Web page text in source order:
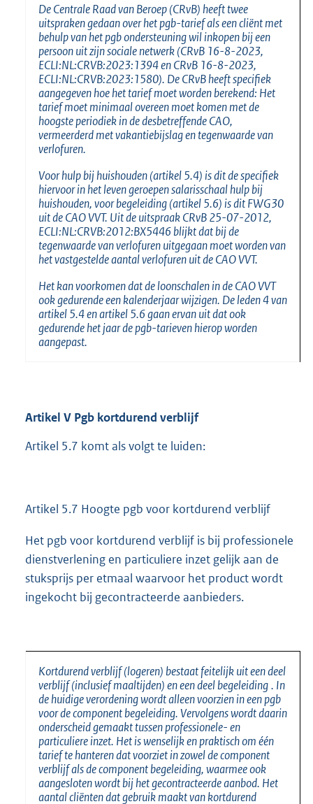
De Centrale Raad van Beroep (CRvB) heeft twee
uitspraken gedaan over het pgb-tarief als een cliënt met
behulp van het pgb ondersteuning wil inkopen bij een
persoon uit zijn sociale netwerk (CRvB 16-8-2023,
ECLI:NL:CRVB:2023:1394 en CRvB 16-8-2023,
ECLI:NL:CRVB:2023:1580). De CRvB heeft specifiek
aangegeven hoe het tarief moet worden berekend: Het
tarief moet minimaal overeen moet komen met de
hoogste periodiek in de desbetreffende CAO,
vermeerderd met vakantiebijslag en tegenwaarde van
verlofuren.
Voor hulp bij huishouden (artikel 5.4) is dit de specifiek
hiervoor in het leven geroepen salarisschaal hulp bij
huishouden, voor begeleiding (artikel 5.6) is dit FWG30
uit de CAO VVT. Uit de uitspraak CRvB 25-07-2012,
ECLI:NL:CRVB:2012:BX5446 blijkt dat bij de
tegenwaarde van verlofuren uitgegaan moet worden van
het vastgestelde aantal verlofuren uit de CAO VVT.
Het kan voorkomen dat de loonschalen in de CAO VVT
ook gedurende een kalenderjaar wijzigen. De leden 4 van
artikel 5.4 en artikel 5.6 gaan ervan uit dat ook
gedurende het jaar de pgb-tarieven hierop worden
aangepast.
Artikel V Pgb kortdurend verblijf
Artikel 5.7 komt als volgt te luiden:
Artikel 5.7 Hoogte pgb voor kortdurend verblijf
Het pgb voor kortdurend verblijf is bij professionele
dienstverlening en particuliere inzet gelijk aan de
stuksprijs per etmaal waarvoor het product wordt
ingekocht bij gecontracteerde aanbieders.
Kortdurend verblijf (logeren) bestaat feitelijk uit een deel
verblijf (inclusief maaltijden) en een deel begeleiding. In
de huidige verordening wordt alleen voorzien in een pgb
voor de component begeleiding.Vervolgens wordt daarin
onderscheid gemaakt tussen professionele- en
particuliere inzet. Het is wenselijk en praktisch om één
tarief te hanteren dat voorziet in zowel de component
verblijf als de component begeleiding, waarmee ook
aangesloten wordt bij het gecontracteerde aanbod. Het
aantal cliënten dat gebruik maakt van kortdurend